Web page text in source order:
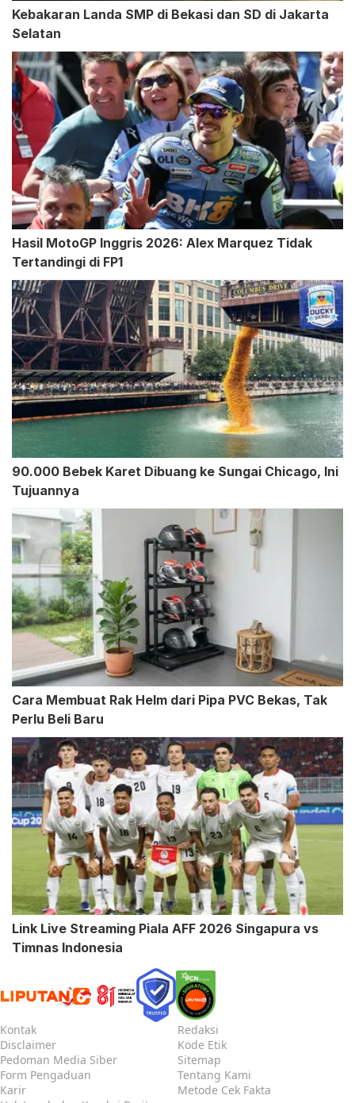
Kebakaran Landa SMP di Bekasi dan SD di Jakarta
Selatan
Hasil MotoGP Inggris 2026: Alex Marquez Tidak
Tertandingi di FP1
90.000 Bebek Karet Dibuang ke Sungai Chicago, Ini
Tujuannya
Cara Membuat Rak Helm dari Pipa PVC Bekas, Tak
Perlu Beli Baru
Link Live Streaming Piala AFF 2026 Singapura vs
Timnas Indonesia
Kontak
Redaksi
Disclaimer
Kode Etik
Pedoman Media Siber
Sitemap
Form Pengaduan
Tentang Kami
Karir
Metode Cek Fakta